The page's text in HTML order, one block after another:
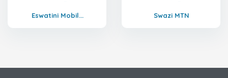
Eswatini Mobil... Swazi MTN